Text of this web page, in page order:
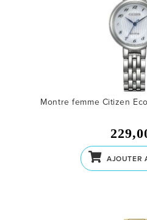
PROMOS
LES
BONNES
IDÉE
QUI
Montre femme Citizen
AJOUTER